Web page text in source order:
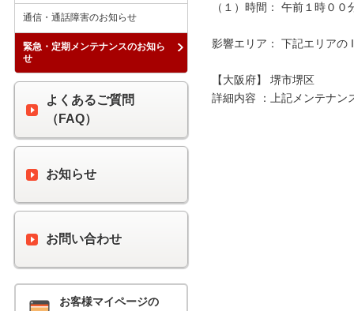
（１）時間： 午前１時０
影響エリア： 下記エリアの
【大阪府】 堺市堺区
詳細内容 ：上記メンテナン
通信・通話障害のお知らせ
緊急・定期メンテナンスのお知ら
せ
よくあるご質問
（FAQ）
お知らせ
お問い合わせ
お客様マイページの